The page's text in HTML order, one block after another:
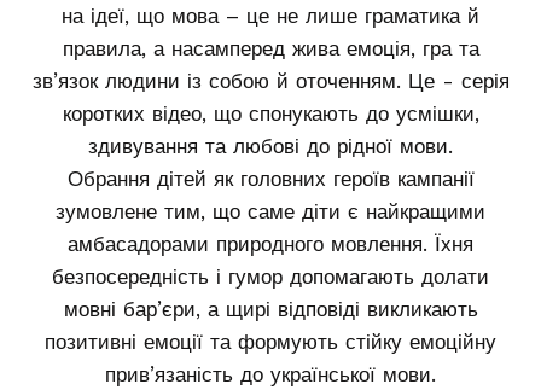
на ідеї, що мова – це не лише граматика й
правила, а насамперед жива емоція, гра та
зв’язок людини із собою й оточенням. Це - серія
коротких відео, що спонукають до усмішки,
здивування та любові до рідної мови.
Обрання дітей як головних героїв кампанії
зумовлене тим, що саме діти є найкращими
амбасадорами природного мовлення. Їхня
безпосередність і гумор допомагають долати
мовні бар’єри, а щирі відповіді викликають
позитивні емоції та формують стійку емоційну
прив’язаність до української мови.